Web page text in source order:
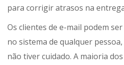
para corrigir atrasos na
Os clientes de e-mail podem
no sistema de qualquer
não tiver cuidado. A maioria